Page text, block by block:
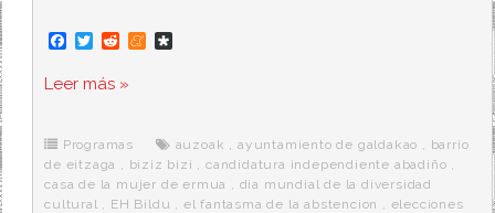
F
c
e
o
k
T
i
t
r
R
d
M
e
r
a
Leer más »
Programas auzoak , ayuntamiento de galdakao , barrio
de eitzaga , biziz bizi ,candidatura independiente abadiño ,
casa de la mujer de ermua , dia mundial de la diversidad
cultural , EH Bildu , el fantasma de la abstencion , elecciones